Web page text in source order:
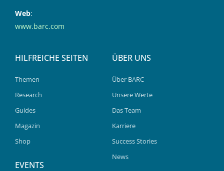
Web:
www.barc.com
HILFREICHE SEITEN
Themen
Research
Guides
Magazin
Shop
EVENTS
ÜBER UNS
Über BARC
Unsere Werte
Das Team
Karriere
Success Stories
News